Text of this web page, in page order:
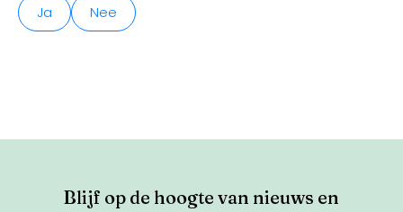
Ja Nee
Blijf op de hoogte van nieuws en